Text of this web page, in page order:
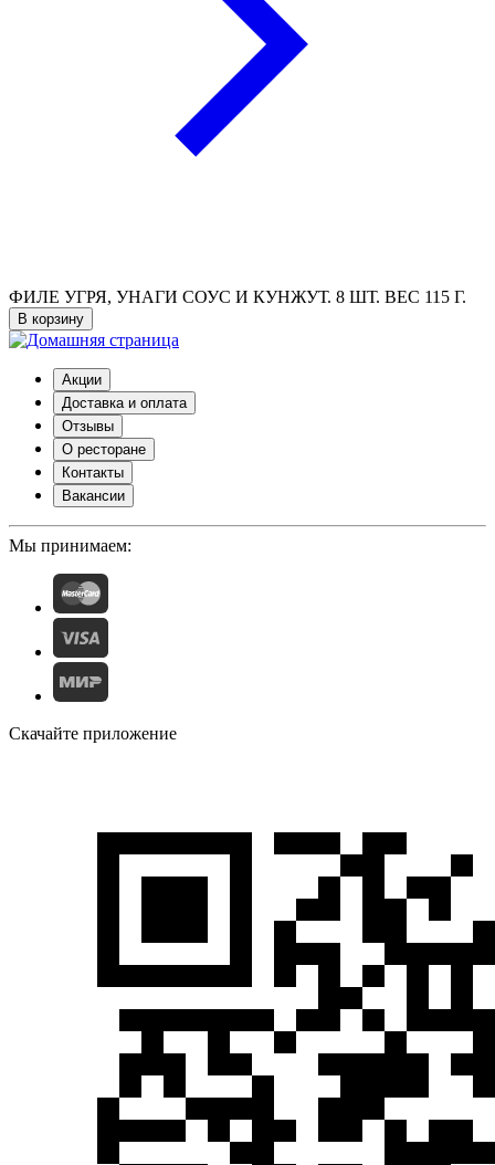
ФИЛЕ УГРЯ, УНАГИ СОУС И КУНЖУТ. 8 ШТ. ВЕС 115 Г.
В корзину
Акции
Доставка и оплата
Отзывы
О ресторане
Контакты
Вакансии
Мы принимаем:
Скачайте приложение